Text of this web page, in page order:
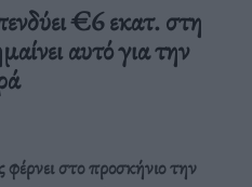
€6 εκατ. στη
αυτό για την
στο προσκήνιο την